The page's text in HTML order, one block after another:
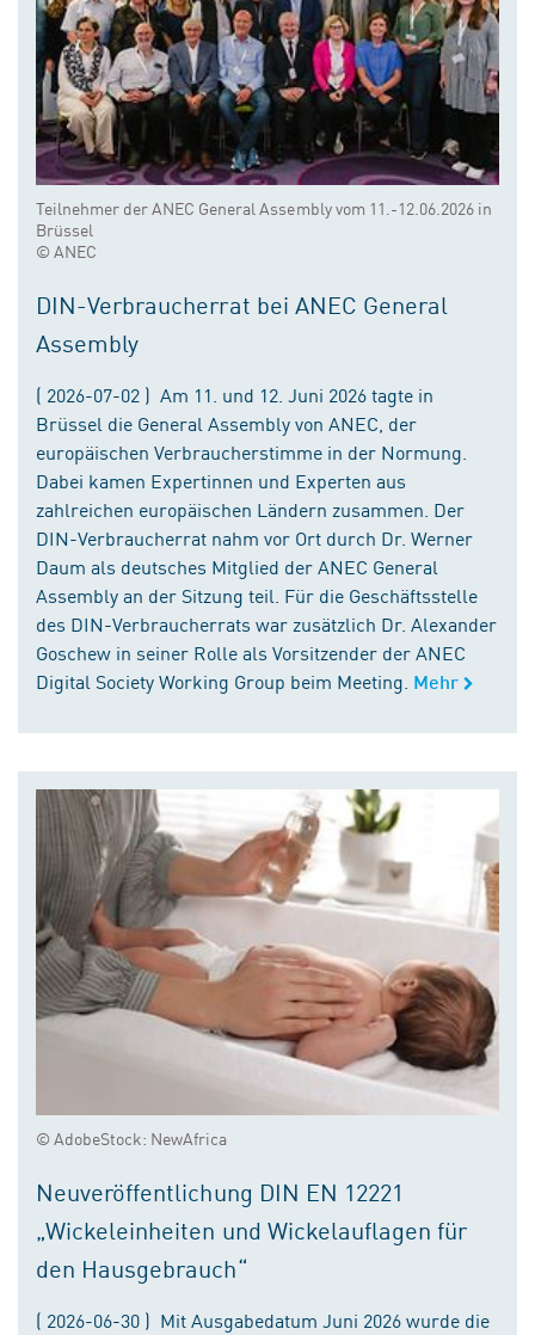
Teilnehmer der ANEC General Assembly vom 11.-12.06.2026 in
Brüssel
© ANEC
DIN-Verbraucherrat bei ANEC General
Assembly
( 2026-07-02 ) Am 11. und 12. Juni 2026 tagte in
Brüssel die General Assembly von ANEC, der
europäischen Verbraucherstimme in der Normung.
Dabei kamen Expertinnen und Experten aus
zahlreichen europäischen Ländern zusammen. Der
DIN-Verbraucherrat nahm vor Ort durch Dr. Werner
Daum als deutsches Mitglied der ANEC General
Assembly an der Sitzung teil. Für die Geschäftsstelle
des DIN-Verbraucherrats war zusätzlich Dr. Alexander
Goschew in seiner Rolle als Vorsitzender der ANEC
Digital Society Working Group beim Meeting. Mehr
© AdobeStock: NewAfrica
Neuveröffentlichung DIN EN 12221
„Wickeleinheiten und Wickelauflagen für
den Hausgebrauch“
( 2026-06-30 ) Mit Ausgabedatum Juni 2026 wurde die